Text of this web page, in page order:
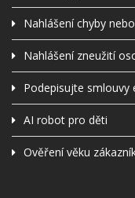
Nahlášení chyby
Nahlášení zneužití
Podepisujte smlouvy
AI robot pro děti
Ověření věku